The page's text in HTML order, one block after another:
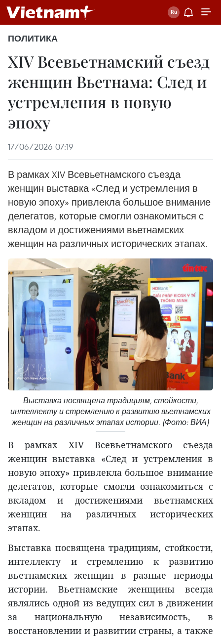
ПОЛИТИКА
XIV Всевьетнамский съезд
женщин Вьетнама: След и
устремления в новую
эпоху
17/06/2026 07:19
В рамках XIV Всевьетнамского съезда
женщин выставка «След и устремления в
новую эпоху» привлекла большое внимание
делегатов, которые смогли ознакомиться с
вкладом и достижениями вьетнамских
женщин на различных исторических этапах.
Выставка посвящена традициям, стойкости,
интеллекту и стремлению к развитию вьетнамских
женщин на различных этапах истории. (Фото: ВИА)
В рамках XIV Всевьетнамского съезда
женщин выставка «След и устремления в
новую эпоху» привлекла большое внимание
делегатов, которые смогли ознакомиться с
вкладом и достижениями вьетнамских
женщин на различных исторических
этапах.
Выставка посвящена традициям, стойкости,
интеллекту и стремлению к развитию
вьетнамских женщин в разные периоды
истории. Вьетнамские женщины всегда
являлись одной из ведущих сил в движении
за национальную независимость, в
восстановлении и развитии страны, а также